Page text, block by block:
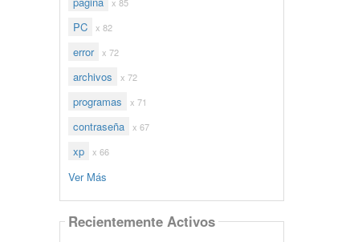
PC x 82
error x 72
archivos x 72
programas x 71
contraseña x 67
xp x 66
Ver Más
Recientemente Activos